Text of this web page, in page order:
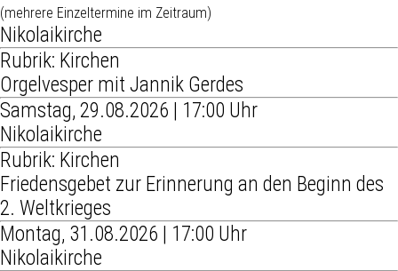
(mehrere Einzeltermine im Zeitraum)
Nikolaikirche
Rubrik: Kirchen
Orgelvesper mit Jannik Gerdes
Samstag, 29.08.2026 | 17:00 Uhr
Nikolaikirche
Rubrik: Kirchen
Friedensgebet zur Erinnerung an den Beginn des
2. Weltkrieges
Montag, 31.08.2026 | 17:00 Uhr
Nikolaikirche